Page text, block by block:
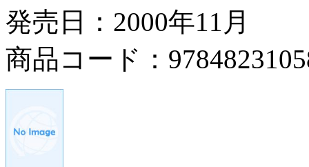
発売日：2000年11月
商品コード：